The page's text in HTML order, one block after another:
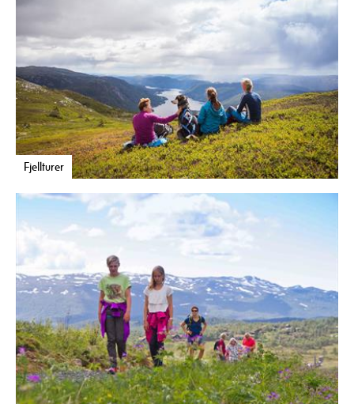
Fjellturer